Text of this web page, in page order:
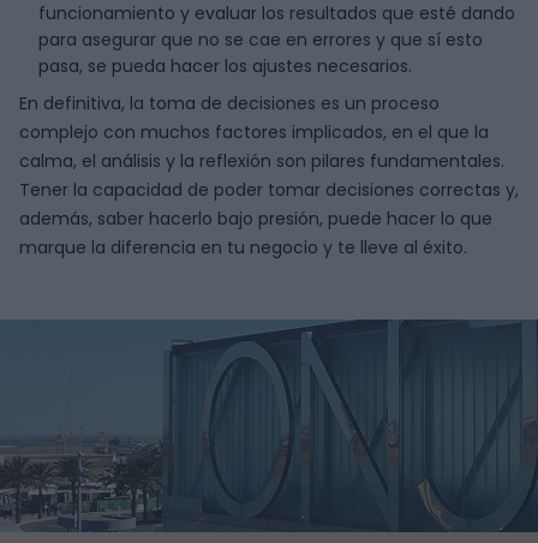
funcionamiento y evaluar los resultados que esté dando
para asegurar que no se cae en errores y que sí esto
pasa, se pueda hacer los ajustes necesarios.
En definitiva, la toma de decisiones es un proceso
complejo con muchos factores implicados, en el que la
calma, el análisis y la reflexión son pilares fundamentales.
Tener la capacidad de poder tomar decisiones correctas y,
además, saber hacerlo bajo presión, puede hacer lo que
marque la diferencia en tu negocio y te lleve al éxito.